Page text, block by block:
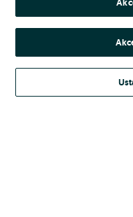
Kontynuując za
Regulamin